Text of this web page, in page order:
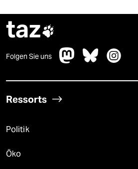
taz
Folgen Sie uns
Ressorts
Politik
Öko